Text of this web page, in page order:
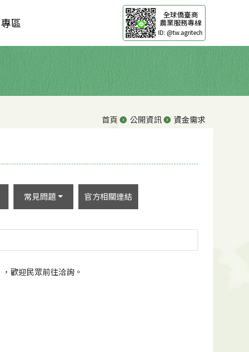
區
全球僑臺商
農業服務專線
ID: @tw.agritech
首頁 公開資訊 資金需求
常見問題 官方相關連結
，歡迎民眾前往洽詢。